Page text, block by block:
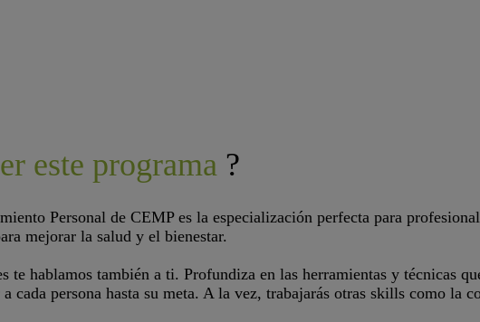
este programa?
Personal de CEMP es la especialización perfecta para
mejorar la salud y el bienestar.
te hablamos también a ti. Profundiza en las herramientas y técnicas
cada persona hasta su meta. A la vez, trabajarás otras skills como la